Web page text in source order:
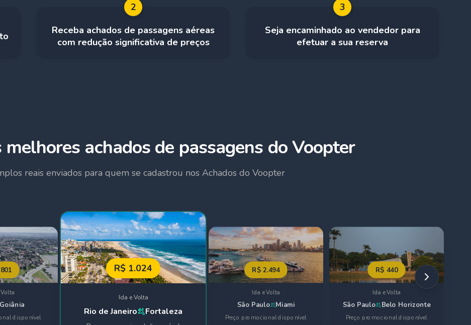
2
Receba achados de passagens aéreas
com redução significativa de preços
3
Seja encaminhado ao vendedor para
efetuar a sua reserva
achados de passagens do Voopter
reais enviados para quem se cadastrou nos Achados do Voopter
801
disponível
R$ 1.024
Ida e Volta
Rio de Janeiro Fortaleza
R$2.494
Ida e Volta
São Paulo Miami
Preço promocional disponível
R$ 440
Ida e Volta
São Paulo Belo Horizonte
Preço promocional disponível